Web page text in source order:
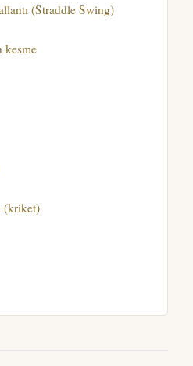
(Straddle Swing)
kesme
(kriket)